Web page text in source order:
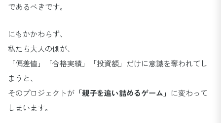
であるべきです。
にもかかわらず、
私たち大人の側が、
「偏差値」「合格実績」「投資額」だけに意識を奪われてし
まうと、
そのプロジェクトが 「親子を追い詰めるゲーム」 に変わって
しまいます。